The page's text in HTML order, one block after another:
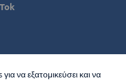
να εξατομικεύσει και να